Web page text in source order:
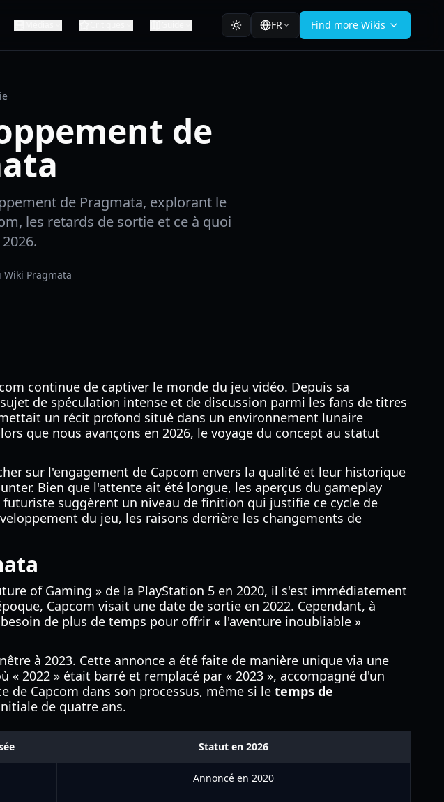
FR Find more Wikis
de
de Pragmata, explorant le
les retards de sortie et ce à quoi
Wiki Pragmata
continue de captiver le monde du jeu vidéo. Depuis sa
de spéculation intense et de discussion parmi les fans de titres
un récit profond situé dans un environnement lunaire
que nous avançons en 2026, le voyage du concept au statut
sur l'engagement de Capcom envers la qualité et leur historique
Bien que l'attente ait été longue, les aperçus du gameplay
suggèrent un niveau de finition qui justifie ce cycle de
du jeu, les raisons derrière les changements de
of Gaming » de la PlayStation 5 en 2020, il s'est immédiatement
Capcom visait une date de sortie en 2022. Cependant, à
de plus de temps pour offrir « l'aventure inoubliable »
à 2023. Cette annonce a été faite de manière unique via une
2022 » était barré et remplacé par « 2023 », accompagné d'un
de Capcom dans son processus, même si le temps de
de quatre ans.
Statut en 2026
Annoncé en 2020